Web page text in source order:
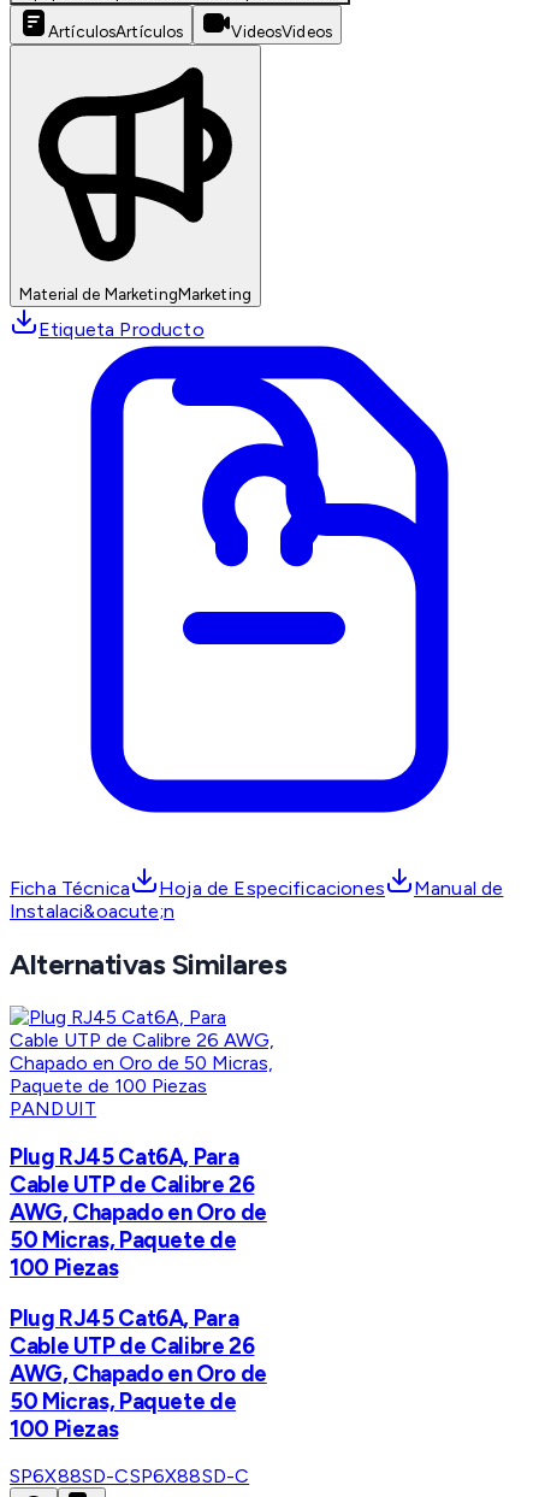
ArtículosArtículos VideosVideos
Material de MarketingMarketing
Etiqueta Producto
Ficha Técnica Hoja de Especificaciones
Manual de
Instalaci&oacute;n
Alternativas Similares
PANDUIT
Plug RJ45 Cat6A, Para
Cable UTP de Calibre 26
AWG, Chapado en Oro de
50 Micras, Paquete de
100 Piezas
Plug RJ45 Cat6A, Para
Cable UTP de Calibre 26
AWG, Chapado en Oro de
50 Micras, Paquete de
100 Piezas
SP6X88SD-CSP6X88SD-C